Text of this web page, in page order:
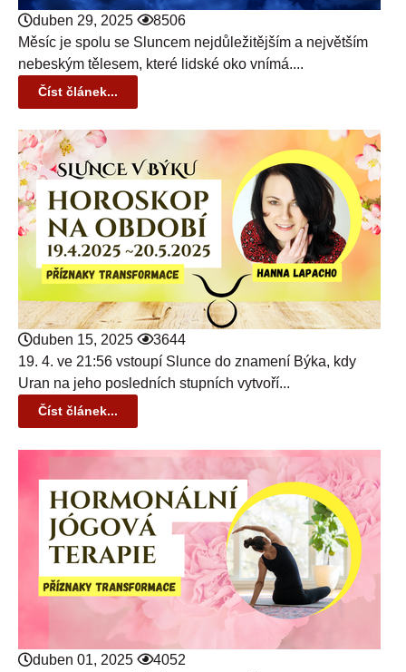
duben 29, 2025
8506
Měsíc je spolu se Sluncem nejdůležitějším a největším
nebeským tělesem, které lidské oko vnímá....
Číst článek...
duben 15, 2025
3644
19. 4. ve 21:56 vstoupí Slunce do znamení Býka, kdy
Uran na jeho posledních stupních vytvoří...
Číst článek...
duben 01, 2025
4052